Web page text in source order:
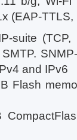
(EAP-
suite (TCP,
and IPv6
Flash